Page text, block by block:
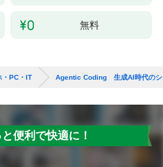
無料
・PC・IT Agentic Coding 生成AI時代のシ
便利で快適に！